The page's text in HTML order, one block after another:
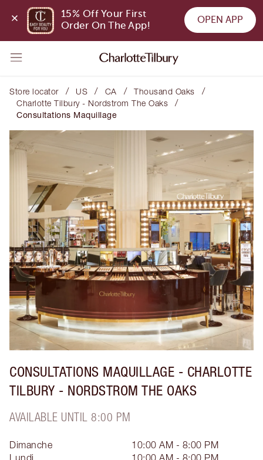
15% Off Your First
Order On The App!
OPEN APP
Store locator / US / CA / Thousand Oaks /
Charlotte Tilbury - Nordstrom The Oaks /
Consultations Maquillage
CONSULTATIONS MAQUILLAGE - CHARLOTTE
TILBURY - NORDSTROM THE OAKS
AVAILABLE UNTIL 8:00 PM
Dimanche
10:00 AM - 8:00 PM
Lundi
10:00 AM - 8:00 PM